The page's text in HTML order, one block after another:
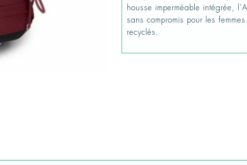
housse imperméable intégrée,
sans compromis pour les
recyclés.